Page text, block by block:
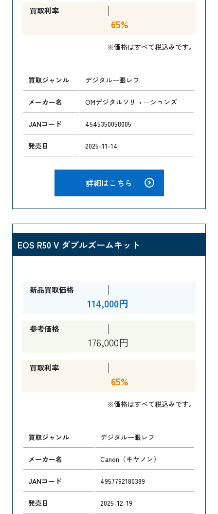
買取利率
65%
※価格はすべて税込みです。
買取ジャンル デジタル一眼レフ
メーカー名 OMデジタルソリューションズ
JANコード 4545350058005
発売日 2025-11-14
詳細はこちら
EOS R50 V ダブルズームキット
新品買取価格
114,000円
参考価格
176,000円
買取利率
65%
※価格はすべて税込みです。
買取ジャンル デジタル一眼レフ
メーカー名 Canon（キヤノン）
JANコード 4957792180389
発売日 2025-12-19